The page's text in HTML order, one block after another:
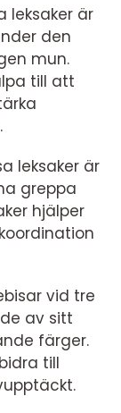
leksaker är
den
mun.
till att
leksaker är
greppa
hjälper
vid tre
av sitt
färger.
till